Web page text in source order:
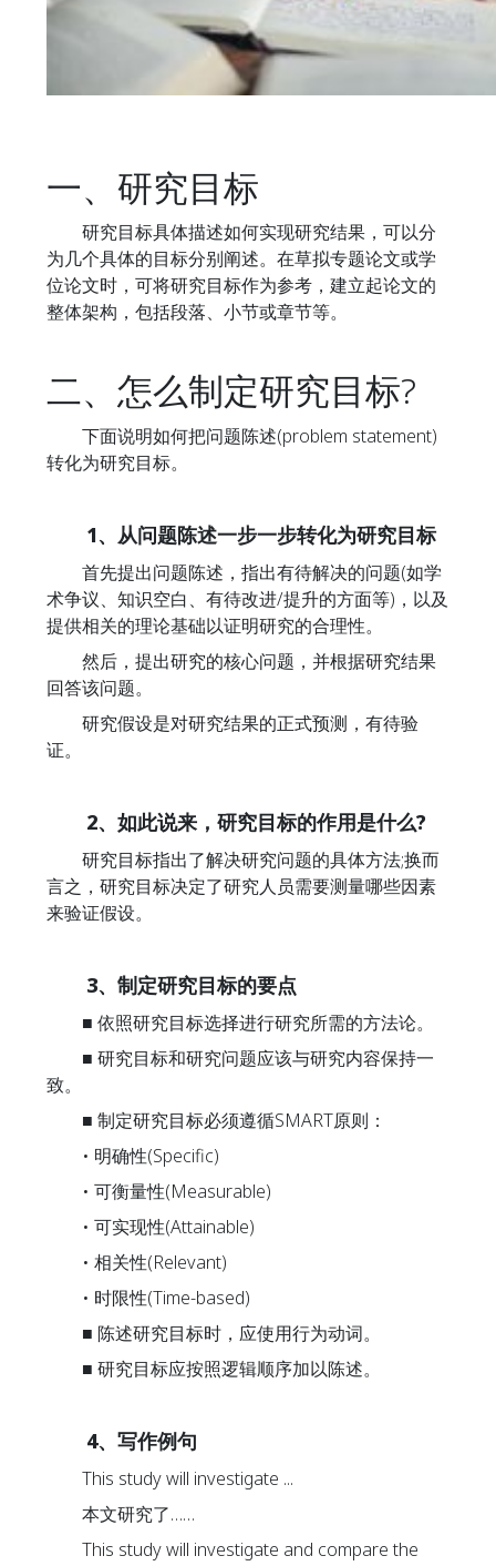
一、研究目标
研究目标具体描述如何实现研究结果，可以分
为几个具体的目标分别阐述。在草拟专题论文或学
位论文时，可将研究目标作为参考，建立起论文的
整体架构，包括段落、小节或章节等。
二、怎么制定研究目标?
下面说明如何把问题陈述(problem statement)
转化为研究目标。
1、从问题陈述一步一步转化为研究目标
首先提出问题陈述，指出有待解决的问题(如学
术争议、知识空白、有待改进/提升的方面等)，以及
提供相关的理论基础以证明研究的合理性。
然后，提出研究的核心问题，并根据研究结果
回答该问题。
研究假设是对研究结果的正式预测，有待验
证。
2、如此说来，研究目标的作用是什么?
研究目标指出了解决研究问题的具体方法;换而
言之，研究目标决定了研究人员需要测量哪些因素
来验证假设。
3、制定研究目标的要点
■ 依照研究目标选择进行研究所需的方法论。
■ 研究目标和研究问题应该与研究内容保持一
致。
■ 制定研究目标必须遵循SMART原则：
• 明确性(Specific)
• 可衡量性(Measurable)
• 可实现性(Attainable)
• 相关性(Relevant)
• 时限性(Time-based)
■ 陈述研究目标时，应使用行为动词。
■ 研究目标应按照逻辑顺序加以陈述。
4、写作例句
This study will investigate ...
本文研究了……
This study will investigate and compare the